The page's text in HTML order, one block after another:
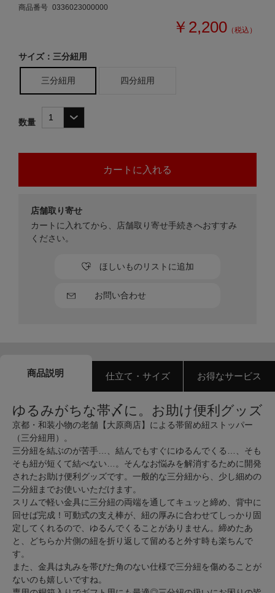
商品番号 0336023000000
￥2,200 （税込）
サイズ：三分紐用
三分紐用 四分紐用
数量
お問い合わせ
ほしいものリストに追加
店舗取り寄せ
カートに入れてから、店舗取り寄せ手続きへおすすみ
ください。
商品説明 仕立て・サイズ お得なサービス
ゆるみがちな帯〆に。お助け便利グッズ
京都・和装小物の老舗【大原商店】による帯留め紐ストッパー
（三分紐用）。
三分紐を結ぶのが苦手…、結んでもすぐにゆるんでくる…、そも
そも紐が短くて結べない…。そんなお悩みを解消するために開発
されたお助け便利グッズです。一般的な三分紐から、少し細めの
二分紐までお使いいただけます。
スリムで軽い金具に三分紐の両端を通してキュッと締め、背中に
回せば完成！可動式の支え棒が、紐の厚みに合わせてしっかり固
定してくれるので、ゆるんでくることがありません。締めたあ
と、どちらか片側の紐を折り返して留めると外す時も楽ちんで
す。
また、金具は丸みを帯びた角のない仕様で三分紐を傷めることが
ないのも嬉しいですね。